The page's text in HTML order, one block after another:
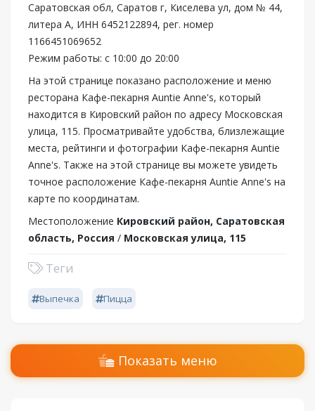
Саратовская обл, Саратов г, Киселева ул, дом № 44,
литера А, ИНН 6452122894, рег. номер
1166451069652
Режим работы: с 10:00 до 20:00
На этой странице показано расположение и меню
ресторана Кафе-пекарня Auntie Anne's, который
находится в Кировский район по адресу Московская
улица, 115. Просматривайте удобства, близлежащие
места, рейтинги и фотографии Кафе-пекарня Auntie
Anne's. Также на этой странице вы можете увидеть
точное расположение Кафе-пекарня Auntie Anne's на
карте по координатам.
Местоположение Кировский район, Саратовская
область, Россия / Московская улица, 115
Теги
Выпечка Пицца
Показать меню